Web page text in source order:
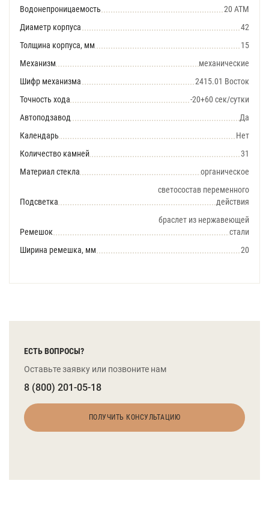
Водонепроницаемость
20 АТМ
Диаметр корпуса
42
Толщина корпуса, мм
15
Механизм
механические
Шифр механизма
2415.01 Восток
Точность хода
-20+60 сек/сутки
Автоподзавод
Да
Календарь
Нет
Количество камней
31
Материал стекла
органическое
Подсветка
светосостав переменного
действия
Ремешок
браслет из нержавеющей
стали
Ширина ремешка, мм
20
ЕСТЬ ВОПРОСЫ?
Оставьте заявку или позвоните нам
8 (800) 201-05-18
ПОЛУЧИТЬ КОНСУЛЬТАЦИЮ